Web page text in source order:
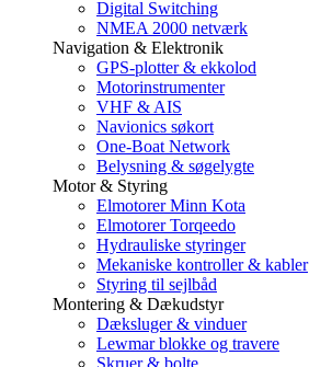
Digital Switching
NMEA 2000 netværk
Navigation & Elektronik
GPS-plotter & ekkolod
Motorinstrumenter
VHF & AIS
Navionics søkort
One-Boat Network
Belysning & søgelygte
Motor & Styring
Elmotorer Minn Kota
Elmotorer Torqeedo
Hydrauliske styringer
Mekaniske kontroller & kabler
Styring til sejlbåd
Montering & Dækudstyr
Dæksluger & vinduer
Lewmar blokke og travere
Skruer & bolte